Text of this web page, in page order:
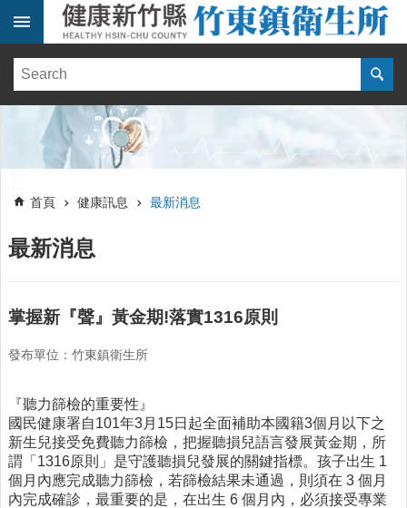
跳到主要內容區塊
健
訊
簡
便
務
上
名
醫
療
資
源
首頁 健康訊息 最新消息
最新消息
掌握新『聲』黃金期!落實1316原則
發布單位：竹東鎮衛生所
『聽力篩檢的重要性』
國民健康署自101年3月15日起全面補助本國籍3個月以下之
新生兒接受免費聽力篩檢，把握聽損兒語言發展黃金期，所
謂「1316原則」是守護聽損兒發展的關鍵指標。孩子出生 1
個月內應完成聽力篩檢，若篩檢結果未通過，則須在 3 個月
內完成確診，最重要的是，在出生 6 個月內，必須接受專業